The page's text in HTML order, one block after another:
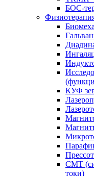
БОС-
КУФ
СМТ
токи)